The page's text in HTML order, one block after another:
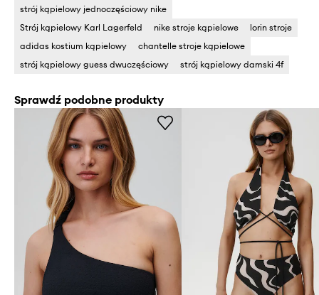
strój kąpielowy jednoczęściowy nike
Strój kąpielowy Karl Lagerfeld
nike stroje kąpielowe
lorin stroje
adidas kostium kąpielowy
chantelle stroje kąpielowe
strój kąpielowy guess dwuczęściowy
strój kąpielowy damski 4f
Sprawdź podobne produkty